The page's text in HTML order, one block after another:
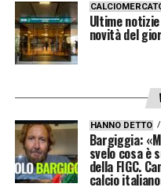
Ultime
novità del
HANNO DETTO
Bargiggia:
svelo cosa è
della FIGC.
calcio